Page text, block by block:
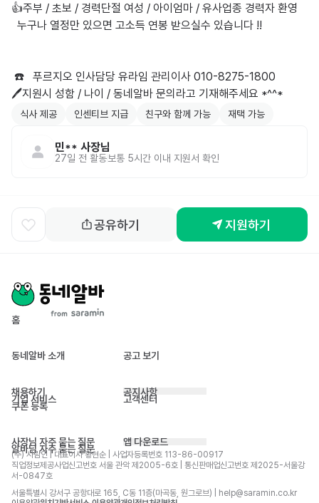
👍주부 / 초보 / 경력단절 여성 / 아이엄마 / 유사업종 경력자 환영
🖊️지원시 성함 / 나이 / 동네알바 문의라고 기재해주세요 *^^*
식사 제공 인센티브 지급 친구와 함께 가능 재택 가능
민** 사장님
27일 전 활동보통 5시간 이내 지원서 확인
공유하기 지원하기
홈
동네알바 소개 공고 보기
채용하기
기업 서비스
쿠폰 등록
공지사항
고객센터
사장님 자주 묻는 질문
알바님 자주 묻는 질문
앱 다운로드
(주) 사람인 | 대표이사 황현순 | 사업자등록번호 113-86-00917
직업정보제공사업신고번호 서울 관악 제2005-6호 | 통신판매업신고번호 제2025-서울강
서-0847호
서울특별시 강서구 공항대로 165, C동 11층(마곡동, 원그로브) | help@saramin.co.kr